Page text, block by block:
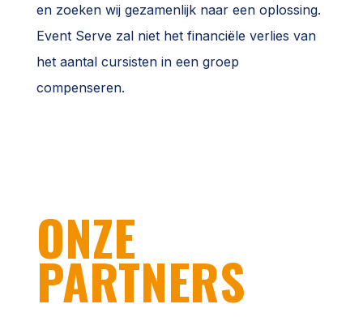
en zoeken wij gezamenlijk naar een oplossing.
Event Serve zal niet het financiële verlies van
het aantal cursisten in een groep
compenseren.
ONZE
PARTNERS